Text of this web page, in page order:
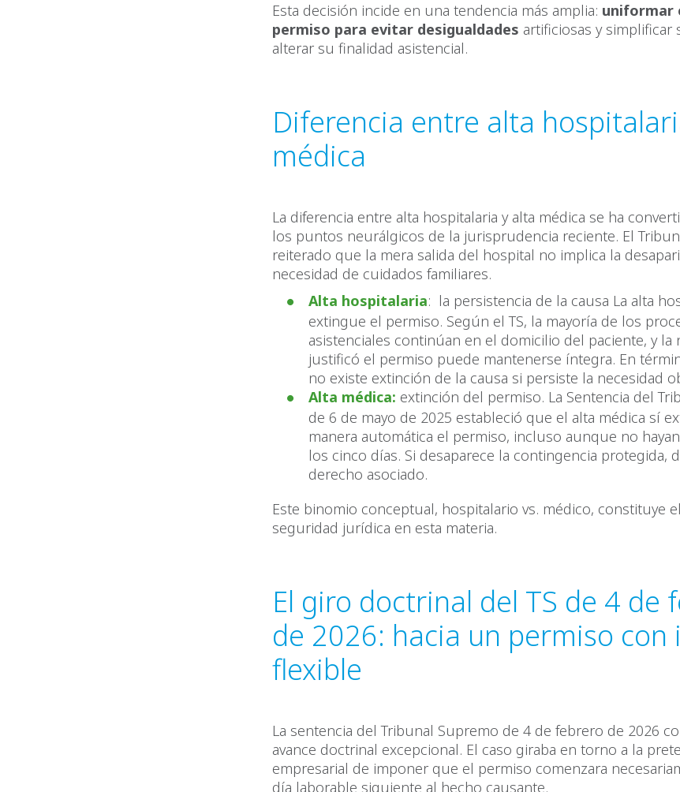
Esta decisión incide en una tendencia más amplia: uniformar
permiso para evitar desigualdades artificiosas y simplificar
alterar su finalidad asistencial.
Diferencia entre alta
médica
La diferencia entre alta hospitalaria y alta médica se ha
los puntos neurálgicos de la jurisprudencia reciente. El
reiterado que la mera salida del hospital no implica la
necesidad de cuidados familiares.
Alta hospitalaria: la persistencia de la causa La alta
extingue el permiso. Según el TS, la mayoría de los
asistenciales continúan en el domicilio del paciente, y la
justificó el permiso puede mantenerse íntegra. En
no existe extinción de la causa si persiste la necesidad
Alta médica: extinción del permiso. La Sentencia del
de 6 de mayo de 2025 estableció que el alta médica sí
manera automática el permiso, incluso aunque no
los cinco días. Si desaparece la contingencia protegida,
derecho asociado.
Este binomio conceptual, hospitalario vs. médico, constituye
seguridad jurídica en esta materia.
El giro doctrinal del TS de 4 de
de 2026: hacia un permiso con
flexible
La sentencia del Tribunal Supremo de 4 de febrero de 2026
avance doctrinal excepcional. El caso giraba en torno a la
empresarial de imponer que el permiso comenzara
día laborable siguiente al hecho causante.